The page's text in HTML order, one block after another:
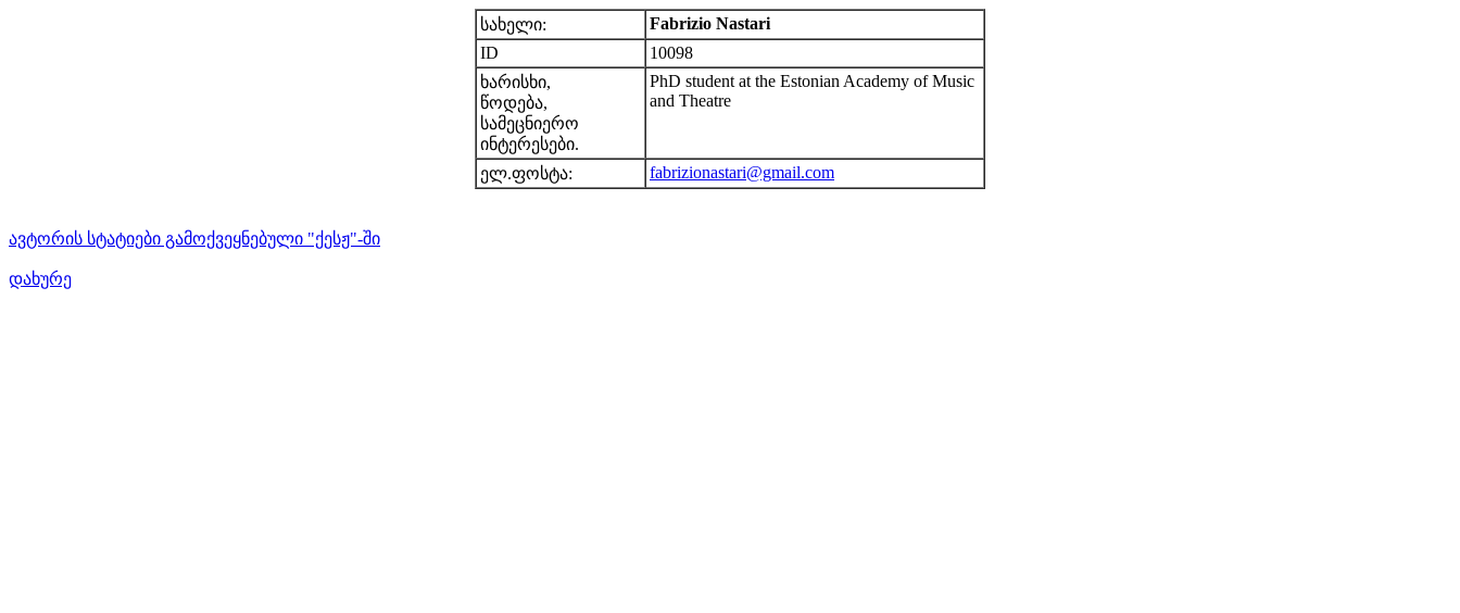
სახელი:
Fabrizio Nastari
ID
10098
ხარისხი,
წოდება,
სამეცნიერო
ინტერესები.
PhD student at the Estonian Academy of Music
and Theatre
ელ.ფოსტა: fabrizionastari@gmail.com
ავტორის სტატიები გამოქვეყნებული "ქესჟ"-ში
დახურე